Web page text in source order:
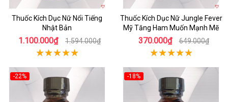
Thuốc Kích Dục Nữ Nổi Tiếng
Nhật Bản
1.100.000₫ 1.594.000₫
Thuốc Kích Dục Nữ Jungle Fever
Mỹ Tăng Ham Muốn Mạnh Mẽ
370.000₫ 649.000₫
-22% -18%